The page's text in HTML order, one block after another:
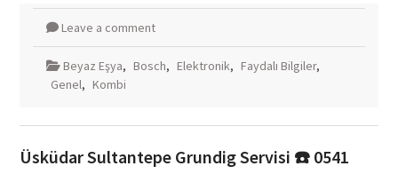
Leave a comment
Beyaz Eşya, Bosch, Elektronik, Faydalı Bilgiler,
Genel, Kombi
Üsküdar Sultantepe Grundig Servisi ☎️ 0541